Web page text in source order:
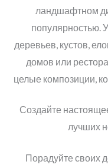
ландшафтном
популярностью.
деревьев, кустов,
домов или
целые композиции,
Создайте
лучших
Порадуйте своих